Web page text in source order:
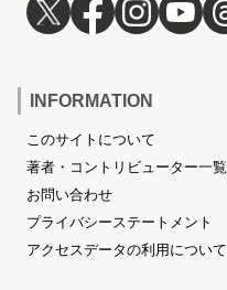
INFORMATION
このサイトについて
著者・コントリビューター一覧
お問い合わせ
プライバシーステートメント
アクセスデータの利用について